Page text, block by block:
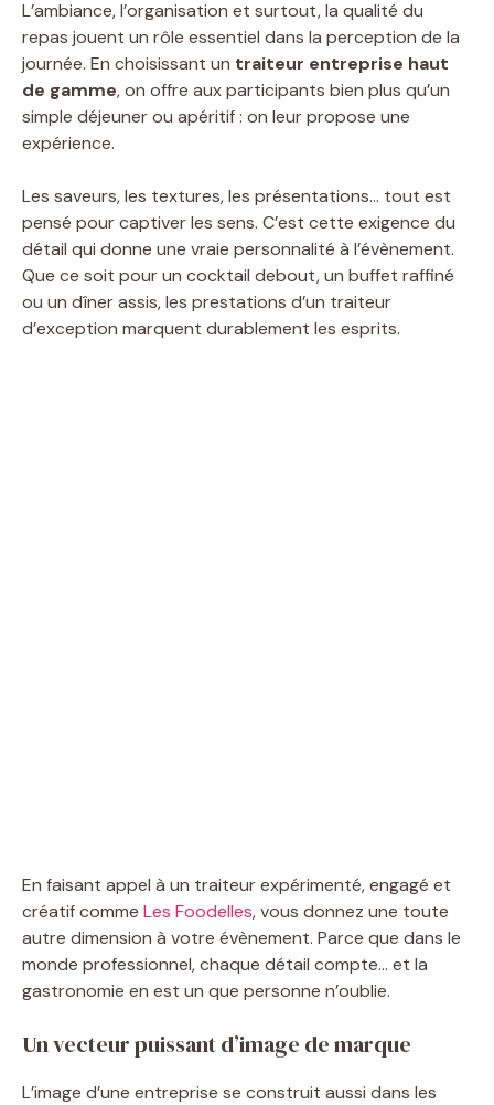
L’ambiance, l’organisation et surtout, la qualité du
repas jouent un rôle essentiel dans la perception de la
journée. En choisissant un traiteur entreprise haut
de gamme, on offre aux participants bien plus qu’un
simple déjeuner ou apéritif : on leur propose une
expérience.
Les saveurs, les textures, les présentations… tout est
pensé pour captiver les sens. C’est cette exigence du
détail qui donne une vraie personnalité à l’évènement.
Que ce soit pour un cocktail debout, un buffet raffiné
ou un dîner assis, les prestations d’un traiteur
d’exception marquent durablement les esprits.
En faisant appel à un traiteur expérimenté, engagé et
créatif comme Les Foodelles, vous donnez une toute
autre dimension à votre évènement. Parce que dans le
monde professionnel, chaque détail compte… et la
gastronomie en est un que personne n’oublie.
Un vecteur puissant d’image de marque
L’image d’une entreprise se construit aussi dans les